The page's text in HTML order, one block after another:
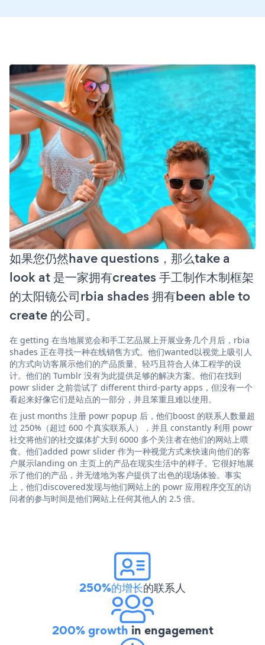
如果您仍然have questions，那么take a
look at 是一家拥有creates 手工制作木制框架
的太阳镜公司rbia shades 拥有been able to
create 的公司。
在 getting 在当地展览会和手工艺品展上开展业务几个月后，rbia
shades 正在寻找一种在线销售方式。他们wanted以视觉上吸引人
的方式向访客展示他们的产品质量、轻巧且符合人体工程学的设
计。他们的 Tumblr 没有为此提供足够的解决方案。他们在找到
powr slider 之前尝试了 different third-party apps，但没有一个
看起来好像它们是站点的一部分，并且笨重且难以使用。
在 just months 注册 powr popup 后，他们boost 的联系人数量超
过 250%（超过 600 个真实联系人），并且 constantly 利用 powr
社交将他们的社交媒体扩大到 6000 多个关注者在他们的网站上喂
食。他们added powr slider 作为一种视觉方式来快速向他们的客
户展示landing on 主页上的产品在现实生活中的样子。它很好地展
示了他们的产品，并无缝地为客户提供了出色的现场体验。事实
上，他们discovered发现与他们网站上的 powr 应用程序交互的访
问者的参与时间是他们网站上任何其他人的 2.5 倍。
250%的增长的联系人
200% growth in engagement